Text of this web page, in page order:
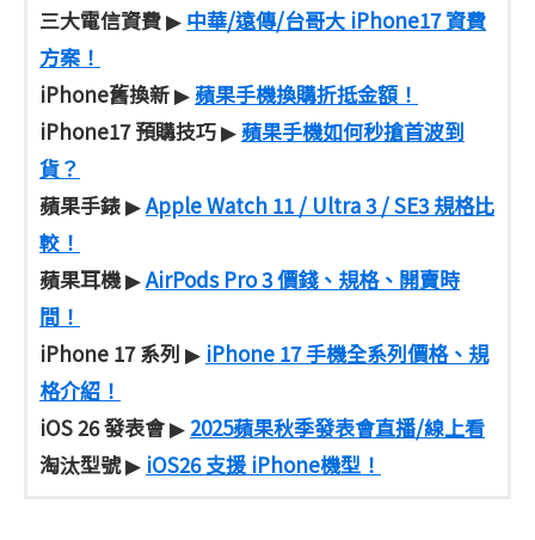
三大電信資費▶ 中華/遠傳/台哥大 iPhone17 資費
方案！
iPhone舊換新▶蘋果手機換購折抵金額！
iPhone17 預購技巧▶蘋果手機如何秒搶首波到
貨？
蘋果手錶▶Apple Watch 11 / Ultra 3 / SE3 規格比
較！
蘋果耳機▶AirPods Pro 3 價錢、規格、開賣時
間！
iPhone 17 系列 ▶ iPhone 17 手機全系列價格、規
格介紹！
iOS 26 發表會▶ 2025蘋果秋季發表會直播/線上看
淘汰型號▶ iOS26 支援 iPhone機型！